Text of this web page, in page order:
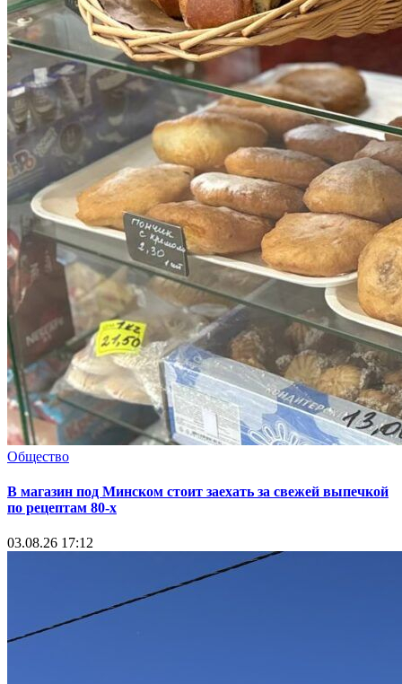
Общество
В магазин под Минском стоит заехать за свежей выпечкой
по рецептам 80-х
03.08.26 17:12